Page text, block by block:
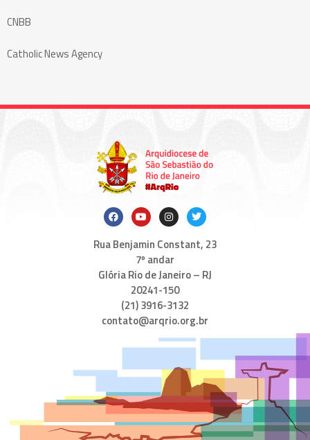
CNBB
Catholic News Agency
Rua Benjamin Constant, 23
7º andar
Glória Rio de Janeiro – RJ
20241-150
(21) 3916-3132
contato@arqrio.org.br